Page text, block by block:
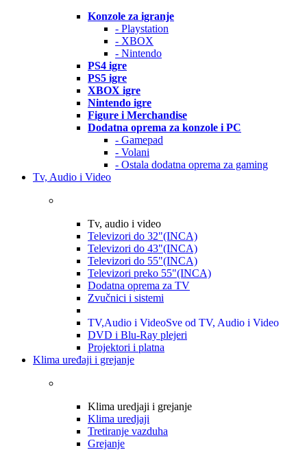
Konzole za igranje
- Playstation
- XBOX
- Nintendo
PS4 igre
PS5 igre
XBOX igre
Nintendo igre
Figure i Merchandise
Dodatna oprema za konzole i PC
- Gamepad
- Volani
- Ostala dodatna oprema za gaming
Tv, Audio i Video
Tv, audio i video
Televizori do 32"(INCA)
Televizori do 43"(INCA)
Televizori do 55"(INCA)
Televizori preko 55"(INCA)
Dodatna oprema za TV
Zvučnici i sistemi
TV,Audio i VideoSve od TV, Audio i Video
DVD i Blu-Ray plejeri
Projektori i platna
Klima uređaji i grejanje
Klima uredjaji i grejanje
Klima uredjaji
Tretiranje vazduha
Grejanje